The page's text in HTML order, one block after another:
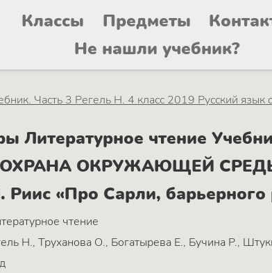
Классы Предметы
Не нашли учебник?
Часть 3 Регель Н. 4 класс 2019 Русский язык
чтение
ОХРАНА ОКРУЖАЮЩЕЙ
Риис «Про Сарли,
чтение
Н., Труханова О., Богатырева Е., Бучина Р.,